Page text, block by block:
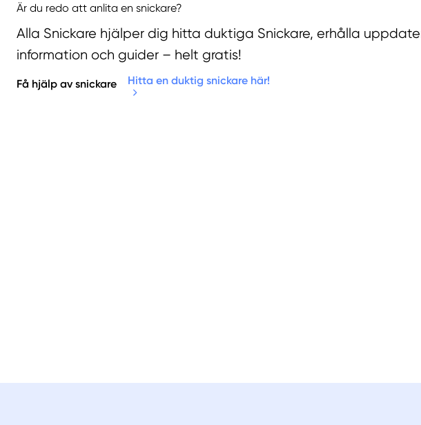
Är du redo att anlita en snickare?
Alla Snickare hjälper dig hitta duktiga Snickare, erhålla
information och guider – helt gratis!
Få hjälp av snickare Hitta en duktig snickare här!